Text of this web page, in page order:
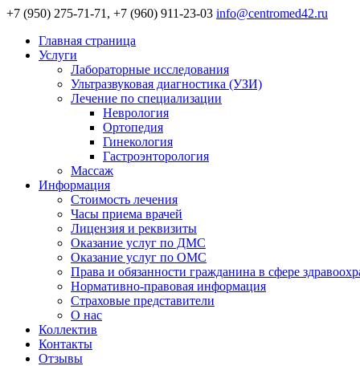
+7 (950) 275-71-71, +7 (960) 911-23-03 info@centromed42.ru
Главная страница
Услуги
Лабораторные исследования
Ультразвуковая диагностика (УЗИ)
Лечение по специализации
Неврология
Ортопедия
Гинекология
Гастроэнторология
Массаж
Информация
Стоимость лечения
Часы приема врачей
Лицензия и реквизиты
Оказание услуг по ДМС
Оказание услуг по ОМС
Права и обязанности гражданина в сфере
Нормативно-правовая информация
Страховые представители
О нас
Коллектив
Контакты
Отзывы